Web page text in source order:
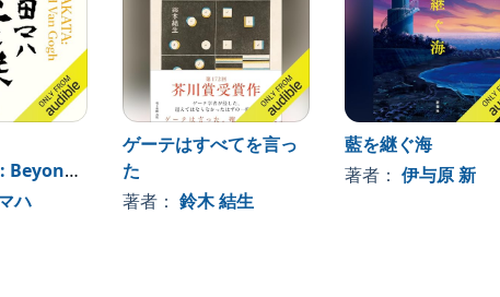
Beyond
ハ
ゲーテはすべてを言っ
た
著者： 鈴木 結生
藍を継ぐ海
著者： 伊与原 新